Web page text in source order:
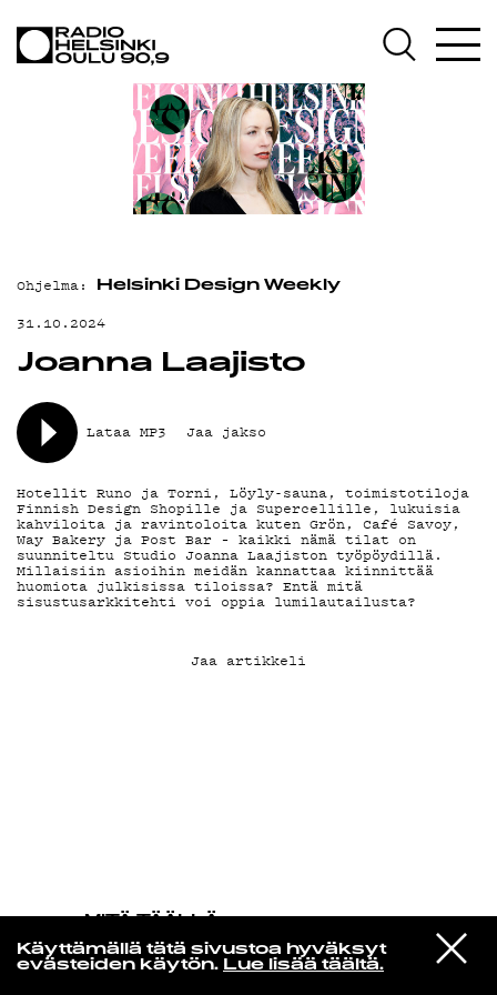
Käyttämällä tätä sivustoa hyväksyt
evästeiden käytön. Lue lisää täältä.
VIESTI
STUDIOON
MITÄ TÄÄLLÄ
Efterklang
Balancing Stones
AJANKOHTAISTA
OHJELMAT
TEKIJÄT
ON-DEMAND
MAINOSTA
YHTEYSTIEDOT
G LIVELAB
YSTÄVÄKLUBI
TIETOSUOJA
KIRJAUDU SISÄÄN
Ohjelma: Helsinki Design Weekly
31.10.2024
Joanna Laajisto
Lataa MP3 Jaa jakso
Hotellit Runo ja Torni, Löyly-sauna, toimistotiloja
Finnish Design Shopille ja Supercellille, lukuisia
kahviloita ja ravintoloita kuten Grön, Café Savoy,
Way Bakery ja Post Bar – kaikki nämä tilat on
suunniteltu Studio Joanna Laajiston työpöydillä.
Millaisiin asioihin meidän kannattaa kiinnittää
huomiota julkisissa tiloissa? Entä mitä
sisustusarkkitehti voi oppia lumilautailusta?
Jaa artikkeli